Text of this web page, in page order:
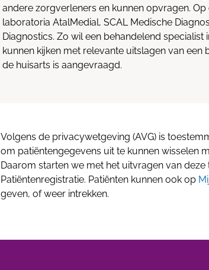
andere zorgverleners en kunnen opvragen.
laboratoria AtalMedial, SCAL Medische
Diagnostics. Zo wil een behandelend specialist
kunnen kijken met relevante uitslagen van
de huisarts is aangevraagd.
Volgens de privacywetgeving (AVG) is
om patiëntengegevens uit te kunnen wisselen
Daarom starten we met het uitvragen van
Patiëntenregistratie. Patiënten kunnen ook op
geven, of weer intrekken.